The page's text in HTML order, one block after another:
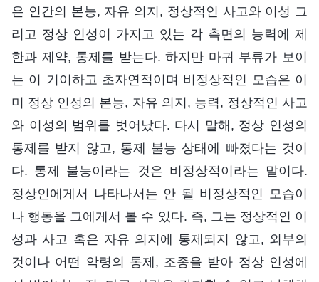
은 인간의 본능, 자유 의지, 정상적인 사고와 이성 그
리고 정상 인성이 가지고 있는 각 측면의 능력에 제
한과 제약, 통제를 받는다. 하지만 마귀 부류가 보이
는 이 기이하고 초자연적이며 비정상적인 모습은 이
미 정상 인성의 본능, 자유 의지, 능력, 정상적인 사고
와 이성의 범위를 벗어났다. 다시 말해, 정상 인성의
통제를 받지 않고, 통제 불능 상태에 빠졌다는 것이
다. 통제 불능이라는 것은 비정상적이라는 말이다.
정상인에게서 나타나서는 안 될 비정상적인 모습이
나 행동을 그에게서 볼 수 있다. 즉, 그는 정상적인 이
성과 사고 혹은 자유 의지에 통제되지 않고, 외부의
것이나 어떤 악령의 통제, 조종을 받아 정상 인성에